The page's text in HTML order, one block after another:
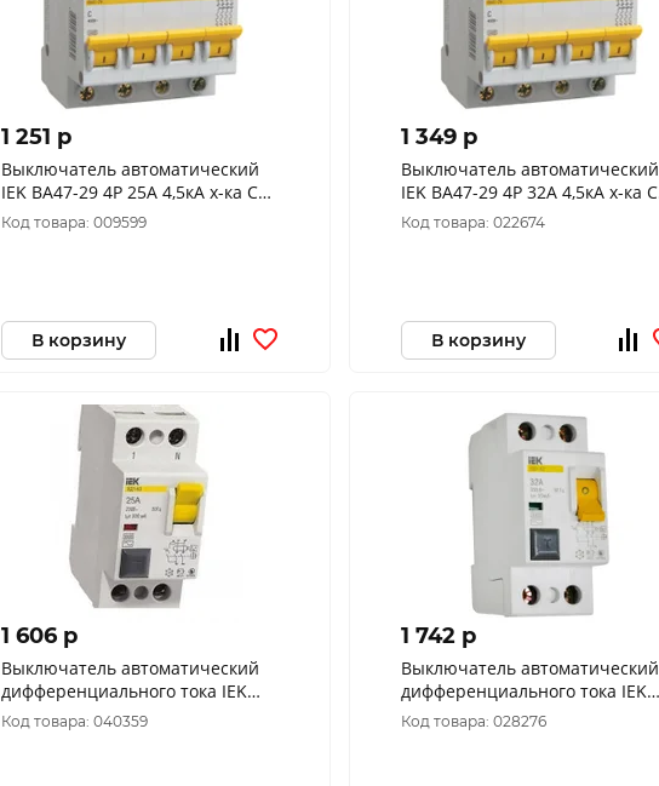
1 251 p
Выключатель автоматический
IEK ВА47-29 4Р 25А 4,5кА х-ка С
MVA20-4-025-C
Код товара: 009599
В корзину
1 349 p
Выключатель автоматический
IEK ВА47-29 4Р 32А 4,5кА х-ка С
MVA20-4-032-C
Код товара: 022674
В корзину
1 606 p
Выключатель автоматический
дифференциального тока IEK
УЗО ВД1-63 2Р 25А 30мА MDV10-
2-025-030
Код товара: 040359
1 742 p
Выключатель автоматический
дифференциального тока IEK
УЗО ВД1-63 2Р 32А 30мА
2-032-030
Код товара: 028276